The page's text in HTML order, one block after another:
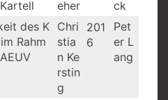
eher
ck
des K
Rahm
Chri
stia
n Ke
rstin
g
201
6
Pet
er L
ang